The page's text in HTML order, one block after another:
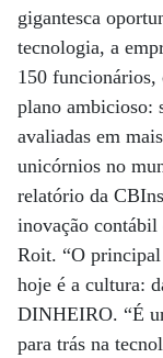
gigantesca
tecnologia, a
150 funcionários,
plano ambicioso:
avaliadas em
unicórnios no
relatório da
inovação
Roit. “O
hoje é a cultura:
DINHEIRO. “É
para trás na